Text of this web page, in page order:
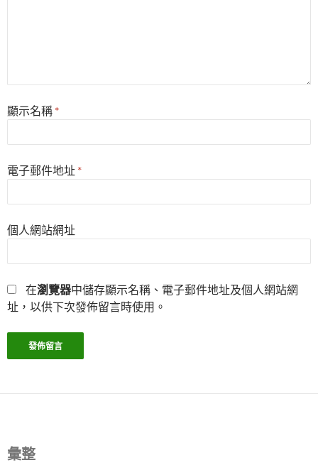
顯示名稱 *
電子郵件地址 *
個人網站網址
在瀏覽器中儲存顯示名稱、電子郵件地址及個人網站網
址，以供下次發佈留言時使用。
彙整